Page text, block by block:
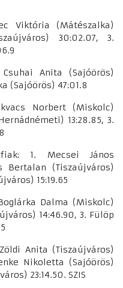
Viktória (Mátészalka)
30:02.07, 3.
Anita (Sajóörös)
(Sajóörös) 47:01.8
Norbert (Miskolc)
13:28.85, 3.
1. Mecsei János
Bertalan (Tiszaújváros)
15:19.65
Dalma (Miskolc)
14:46.90, 3. Fülöp
Anita (Tiszaújváros)
Nikoletta (Sajóörös)
23:14.50. SZIS